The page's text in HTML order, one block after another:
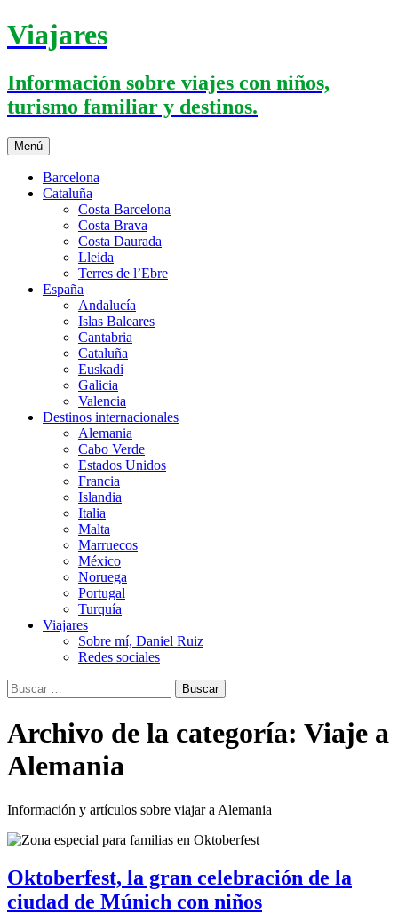
Saltar
al
Viajares
Información sobre viajes con niños,
turismo familiar y destinos.
Menú
Barcelona
Cataluña
Costa Barcelona
Costa Brava
Costa Daurada
Lleida
Terres de l’Ebre
España
Andalucía
Islas Baleares
Cantabria
Cataluña
Euskadi
Galicia
Valencia
Destinos internacionales
Alemania
Cabo Verde
Estados Unidos
Francia
Islandia
Italia
Malta
Marruecos
México
Noruega
Portugal
Turquía
Viajares
Sobre mí, Daniel Ruiz
Redes sociales
Buscar:
Archivo de la categoría: Viaje a
Alemania
Información y artículos sobre viajar a Alemania
Oktoberfest, la gran celebración de la
ciudad de Múnich con niños